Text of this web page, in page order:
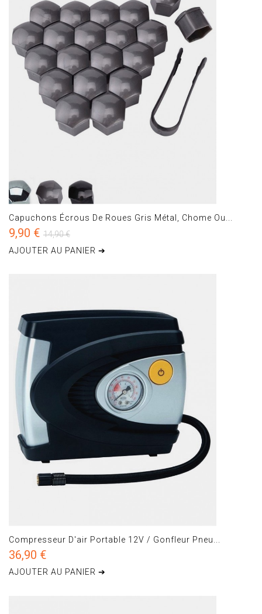
Capuchons Écrous De Roues Gris Métal, Chome Ou...
9,90 € 14,90 €
AJOUTER AU PANIER ➔
Compresseur D'air Portable 12V / Gonfleur Pneu...
36,90 €
AJOUTER AU PANIER ➔